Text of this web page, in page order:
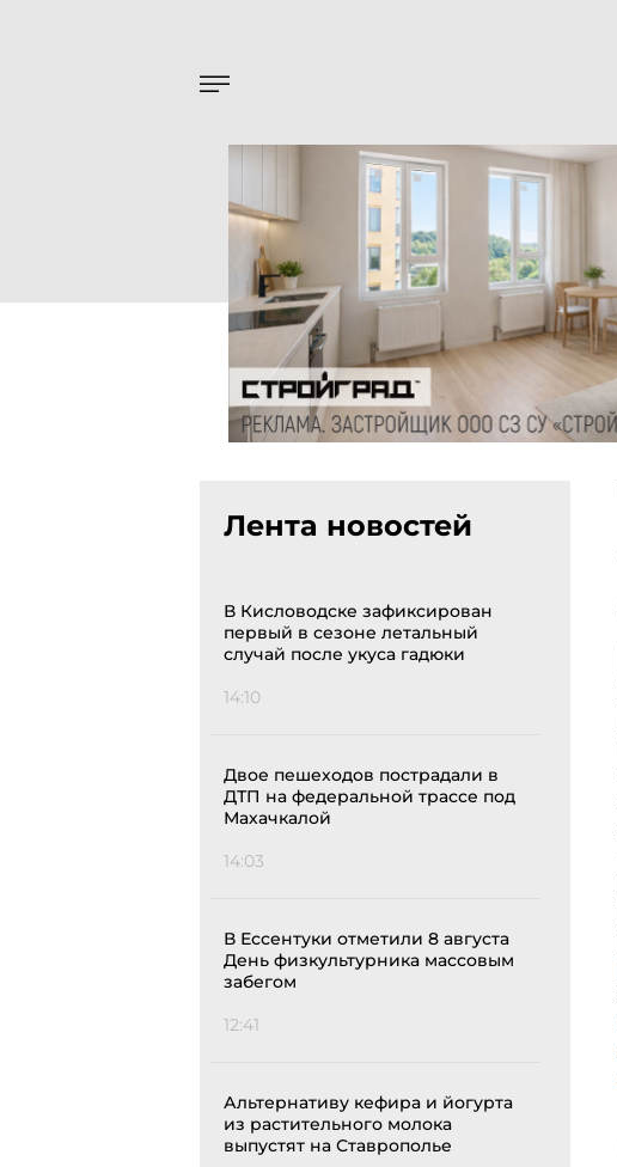
Лента новостей
В Кисловодске зафиксирован
первый в сезоне летальный
случай после укуса гадюки
14:10
Двое пешеходов пострадали в
ДТП на федеральной трассе под
Махачкалой
14:03
В Ессентуки отметили 8 августа
День физкультурника массовым
забегом
12:41
Альтернативу кефира и йогурта
из растительного молока
выпустят на Ставрополье